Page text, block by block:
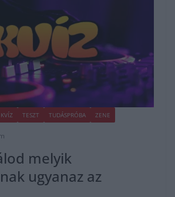
KVÍZ TESZT TUDÁSPRÓBA ZENE
melyik
ugyanaz az